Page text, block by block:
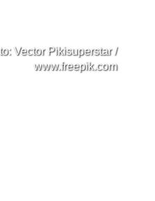
Vector Pikisuperstar /
www.freepik.com